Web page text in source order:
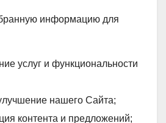
информацию для
услуг и функциональности
нашего Сайта;
контента и предложений;